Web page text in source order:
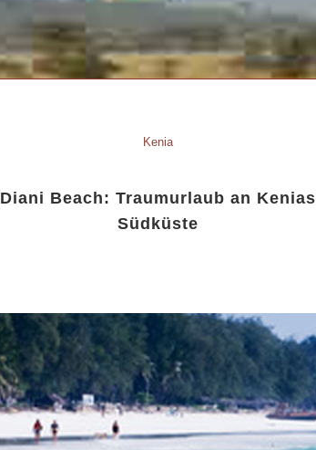
Kenia
Diani Beach: Traumurlaub an Kenias
Südküste